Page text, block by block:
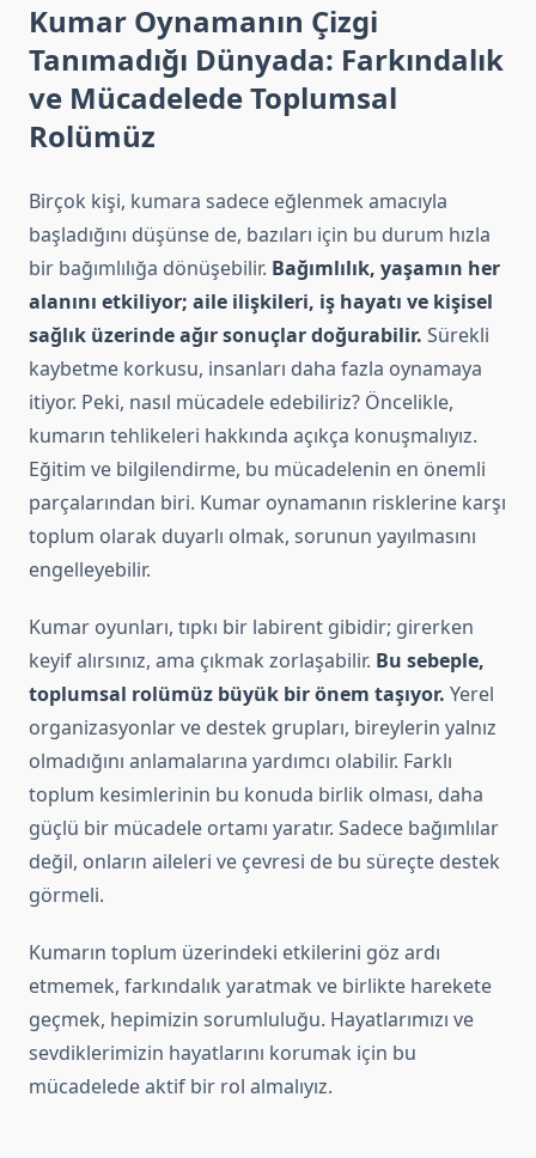
Kumar Oynamanın Çizgi
Tanımadığı Dünyada: Farkındalık
ve Mücadelede Toplumsal
Rolümüz
Birçok kişi, kumara sadece eğlenmek amacıyla
başladığını düşünse de, bazıları için bu durum hızla
bir bağımlılığa dönüşebilir. Bağımlılık, yaşamın her
alanını etkiliyor; aile ilişkileri, iş hayatı ve kişisel
sağlık üzerinde ağır sonuçlar doğurabilir. Sürekli
kaybetme korkusu, insanları daha fazla oynamaya
itiyor. Peki, nasıl mücadele edebiliriz? Öncelikle,
kumarın tehlikeleri hakkında açıkça konuşmalıyız.
Eğitim ve bilgilendirme, bu mücadelenin en önemli
parçalarından biri. Kumar oynamanın risklerine karşı
toplum olarak duyarlı olmak, sorunun yayılmasını
engelleyebilir.
Kumar oyunları, tıpkı bir labirent gibidir; girerken
keyif alırsınız, ama çıkmak zorlaşabilir. Bu sebeple,
toplumsal rolümüz büyük bir önem taşıyor. Yerel
organizasyonlar ve destek grupları, bireylerin yalnız
olmadığını anlamalarına yardımcı olabilir. Farklı
toplum kesimlerinin bu konuda birlik olması, daha
güçlü bir mücadele ortamı yaratır. Sadece bağımlılar
değil, onların aileleri ve çevresi de bu süreçte destek
görmeli.
Kumarın toplum üzerindeki etkilerini göz ardı
etmemek, farkındalık yaratmak ve birlikte harekete
geçmek, hepimizin sorumluluğu. Hayatlarımızı ve
sevdiklerimizin hayatlarını korumak için bu
mücadelede aktif bir rol almalıyız.